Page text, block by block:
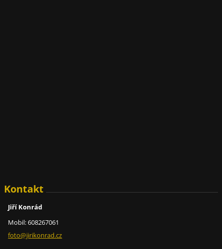
Kontakt
Jiří Konrád
Mobil: 608267061
foto@jirikonrad.cz